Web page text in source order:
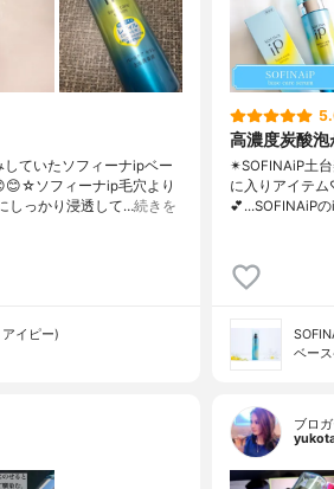
ていたソフィーナipベー
ソフィーナip毛穴より
しっかり浸透して…続きを
イピー)
高濃度炭酸泡
✴︎SOFINAiP土
に入りアイテ
💕...SOFINAiP
ベー
ブロ